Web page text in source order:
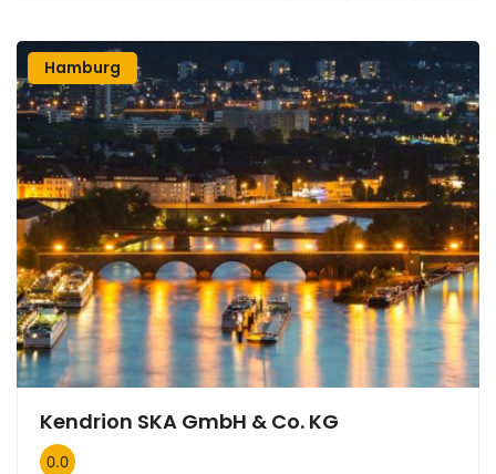
Hamburg
Kendrion SKA GmbH & Co. KG
0.0